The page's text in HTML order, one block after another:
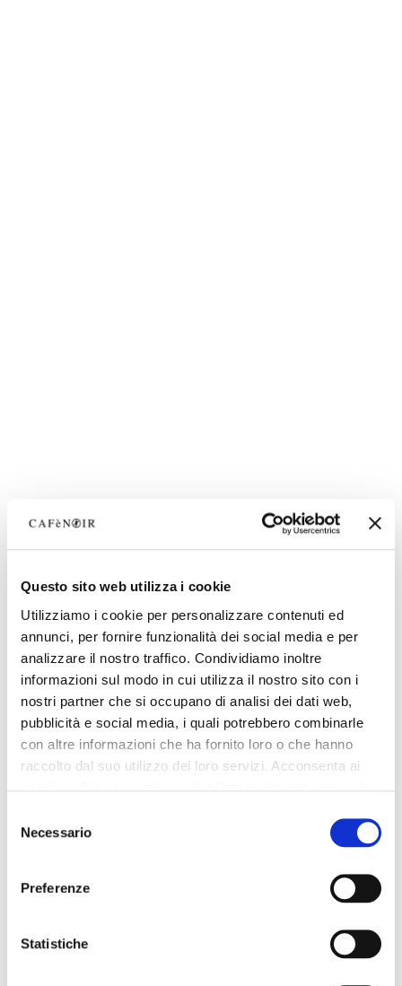
Questo sito web utilizza i cookie
Utilizziamo i cookie per personalizzare contenuti ed
annunci, per fornire funzionalità dei social media e per
analizzare il nostro traffico. Condividiamo inoltre
informazioni sul modo in cui utilizza il nostro sito con i
nostri partner che si occupano di analisi dei dati web,
pubblicità e social media, i quali potrebbero combinarle
con altre informazioni che ha fornito loro o che hanno
raccolto dal suo utilizzo dei loro servizi. Acconsenta ai
delNecessario
Preferenze
Statistiche